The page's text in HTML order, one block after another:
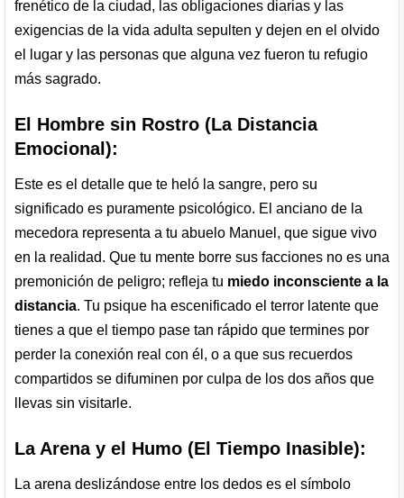
frenético de la ciudad, las obligaciones diarias y las
exigencias de la vida adulta sepulten y dejen en el olvido
el lugar y las personas que alguna vez fueron tu refugio
más sagrado.
El Hombre sin Rostro (La Distancia
Emocional):
Este es el detalle que te heló la sangre, pero su
significado es puramente psicológico. El anciano de la
mecedora representa a tu abuelo Manuel, que sigue vivo
en la realidad. Que tu mente borre sus facciones no es una
premonición de peligro; refleja tu miedo inconsciente a la
distancia. Tu psique ha escenificado el terror latente que
tienes a que el tiempo pase tan rápido que termines por
perder la conexión real con él, o a que sus recuerdos
compartidos se difuminen por culpa de los dos años que
llevas sin visitarle.
La Arena y el Humo (El Tiempo Inasible):
La arena deslizándose entre los dedos es el símbolo